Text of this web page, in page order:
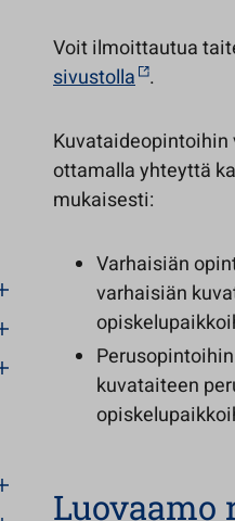
Voit ilmoittautua
sivustolla .
ottamalla yhteyttä
mukaisesti:
Varhaisiän
varhaisiän
kuvataiteen